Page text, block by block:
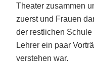
Theater zusammen
zuerst und Frauen
der restlichen
Lehrer ein paar
verstehen war.